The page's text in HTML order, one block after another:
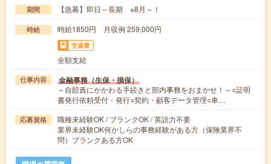
期間 【急募】即日～長期 ※8月～！
時給 時給1850円 月収例 259,000円
交通費
全額支給
仕事内容 金融事務（生保・損保）
～自賠責にかかわる手続きと部内事務をおまかせ！～○証明
書発行依頼受付・発行○契約・顧客データ管理○車…
応募資格
職種未経験OK / ブランクOK / 英語力不要
業界未経験OK何かしらの事務経験がある方（保険業界不
問）ブランクある方OK